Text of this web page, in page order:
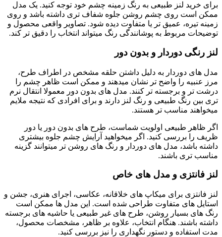
برای خرید لنز طبیعی به رنگ زمینه چشم خود توجه کنید. یک مدل
ممکن است روی چشم روشن جلوه شفاف تری داشته باشد و روی
زمینه تیره، عمیق تر یا متفاوت دیده شود. تصاویر واقعی محصول و
توضیحات مربوط به پوشانندگی رنگ میتواند انتخاب را دقیق تر کند.
لنز رنگی دوردار و بدون دور
مدل های دوردار به دلیل داشتن حلقه مشخص در اطراف طرح،
مرز عنبیه را واضح تر نشان میدهند و ممکن است ظاهر چشم را
درشت تر و برجسته تر کنند. مدل های بدون دور معمولا انتقال نرم
تری بین رنگ طبیعی و رنگ لنز دارند و برای افرادی که نتیجه ملایم
میخواهند مناسب تر هستند.
اگر ظاهر طبیعی اولویت شماست، طرح های بدون دور یا دور
ظریف را بررسی کنید. اگر میخواهید آرایش چشم جلوه بیشتری
داشته باشد، مدل های دوردار و رنگ های روشن تر میتوانند گزینه
مناسب تری باشند.
لنز فانتزی و مدل های خاص
لنز فانتزی برای میکاپ های خلاقانه، عکاسی، اجرای هنری، جشن و
استایل های متفاوت طراحی شده است. این مدل ها ممکن است
رنگ های بسیار روشن، طرح های غیر طبیعی یا حاشیه های برجسته
داشته باشند. هنگام انتخاب، علاوه بر ظاهر، مشخصات محصول،
مدت استفاده و دستور نگهداری را نیز بررسی کنید.